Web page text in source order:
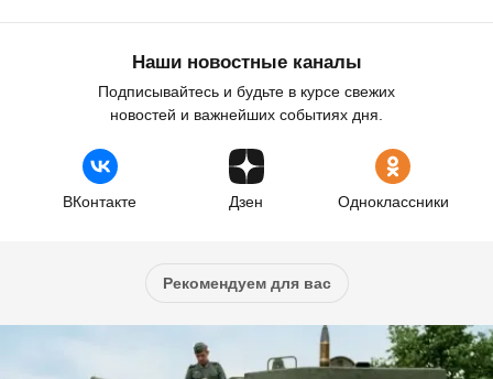
Наши новостные каналы
Подписывайтесь и будьте в курсе свежих
новостей и важнейших событиях дня.
ВКонтакте Дзен Одноклассники
Рекомендуем для вас